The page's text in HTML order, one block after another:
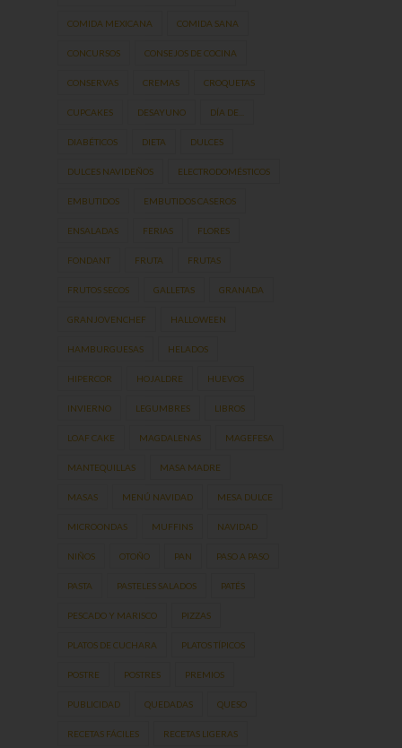
COMIDA MEXICANA COMIDA SANA
CONCURSOS CONSEJOS DE COCINA
CONSERVAS CREMAS CROQUETAS
CUPCAKES DESAYUNO DÍA DE...
DIABÉTICOS DIETA DULCES
DULCES NAVIDEÑOS ELECTRODOMÉSTICOS
EMBUTIDOS EMBUTIDOS CASEROS
ENSALADAS FERIAS FLORES
FONDANT FRUTA FRUTAS
FRUTOS SECOS GALLETAS GRANADA
GRANJOVENCHEF HALLOWEEN
HAMBURGUESAS HELADOS
HIPERCOR HOJALDRE HUEVOS
INVIERNO LEGUMBRES LIBROS
LOAF CAKE MAGDALENAS MAGEFESA
MANTEQUILLAS MASA MADRE
MASAS MENÚ NAVIDAD MESA DULCE
MICROONDAS MUFFINS NAVIDAD
NIÑOS OTOÑO PAN PASO A PASO
PASTA PASTELES SALADOS PATÉS
PESCADO Y MARISCO PIZZAS
PLATOS DE CUCHARA PLATOS TÍPICOS
POSTRE POSTRES PREMIOS
PUBLICIDAD QUEDADAS QUESO
RECETAS FÁCILES RECETAS LIGERAS